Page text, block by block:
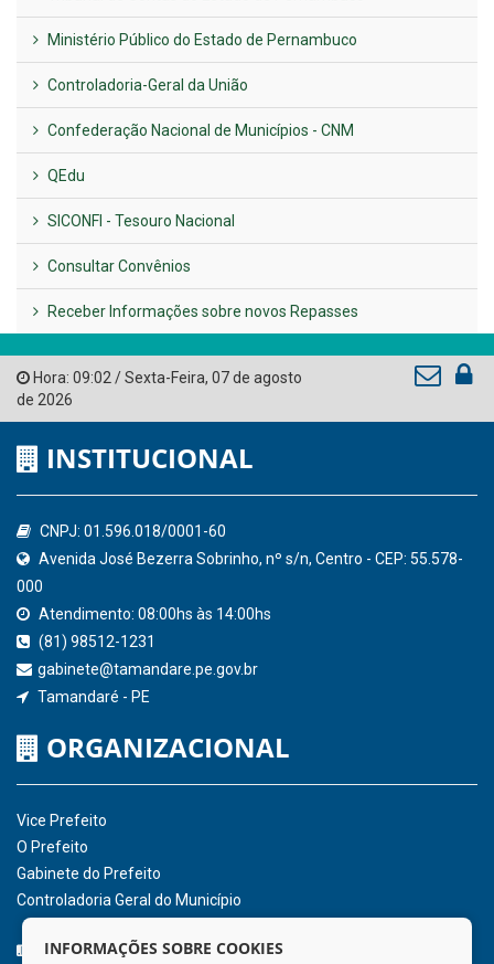
Previous
LINKS ÚTEIS
AMUPE
Governo de Pernambuco
Tribunal de Contas do Estado de Pernambuco
Ministério Público do Estado de Pernambuco
Controladoria-Geral da União
Confederação Nacional de Municípios - CNM
QEdu
Consultar Convênios
Receber Informações sobre novos Repasses
Hora:09:02/ Sexta-Feira,07 de agosto
de 2026
INSTITUCIONAL
CNPJ: 01.596.018/0001-60
000
INFORMAÇÕES SOBRE COOKIES